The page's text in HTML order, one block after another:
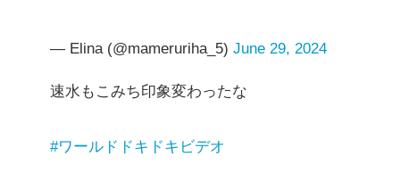
— Elina (@mameruriha_5) June 29, 2024
速水もこみち印象変わったな
#ワールドドキドキビデオ